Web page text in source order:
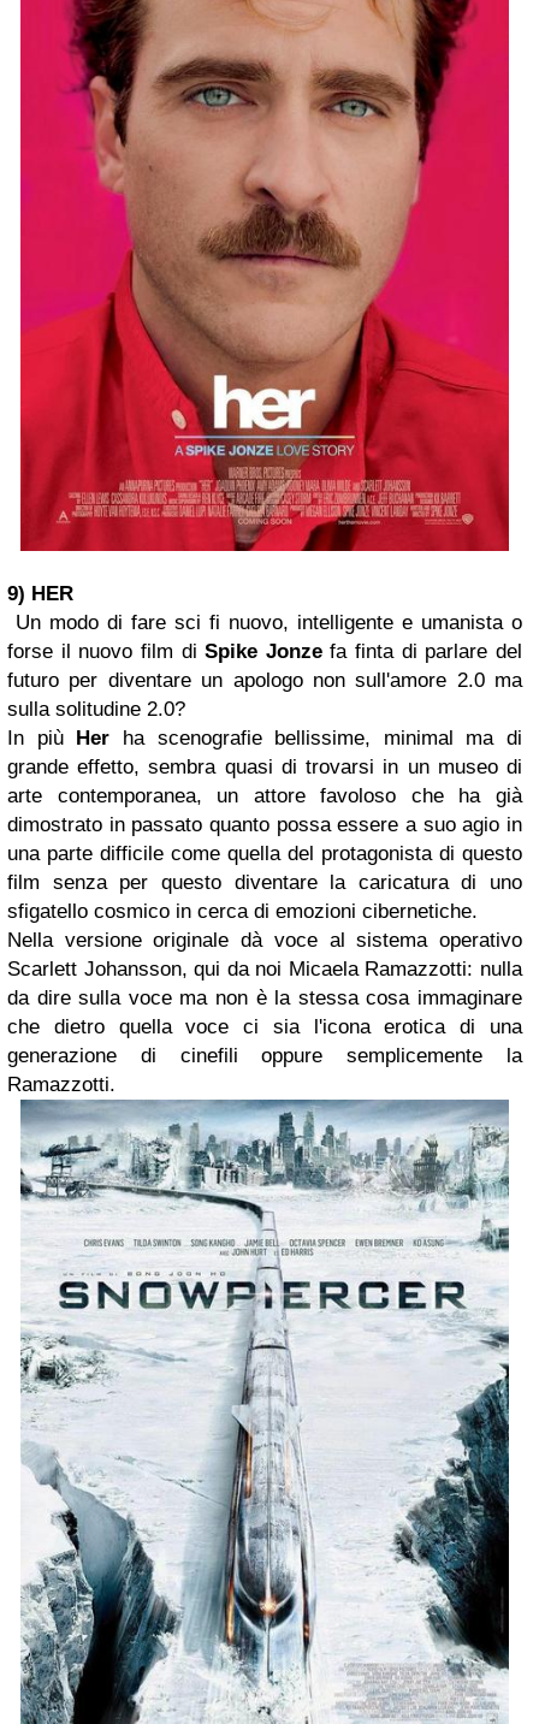
9) HER
Un modo di fare sci fi nuovo, intelligente e umanista o
forse il nuovo film diSpike Jonzefa finta di parlare del
futuro per diventare un apologo non sull'amore 2.0 ma
sulla solitudine 2.0?
In più Her ha scenografie bellissime, minimal ma di
grande effetto, sembra quasi di trovarsi in un museo di
arte contemporanea, un attore favoloso che ha già
dimostrato in passato quanto possa essere a suo agio in
una parte difficile come quella del protagonista di questo
film senza per questo diventare la caricatura di uno
sfigatello cosmico in cerca di emozioni cibernetiche.
Nella versione originale dà voce al sistema operativo
Scarlett Johansson, qui da noi Micaela Ramazzotti: nulla
da dire sulla voce ma non è la stessa cosa immaginare
che dietro quella voce ci sia l'icona erotica di una
generazione di cinefili oppure semplicemente la
Ramazzotti.